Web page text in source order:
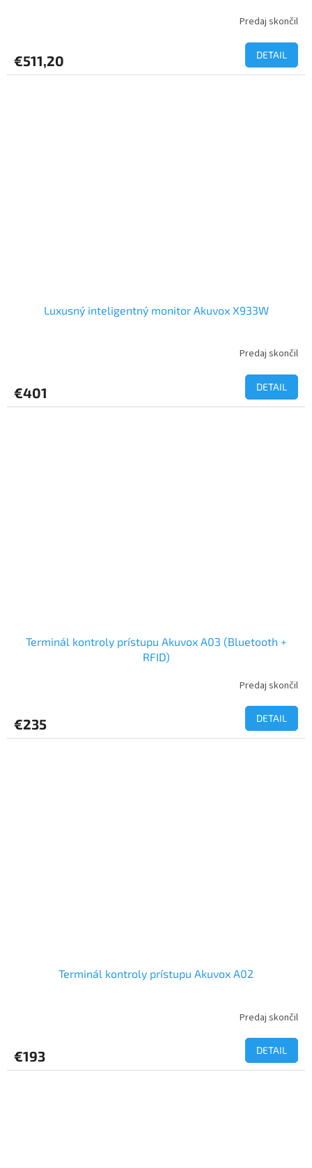
Predaj skončil
€511,20 DETAIL
Luxusný inteligentný monitor Akuvox X933W
Predaj skončil
€401 DETAIL
Terminál kontroly prístupu Akuvox A03 (Bluetooth +
RFID)
Predaj skončil
€235 DETAIL
Terminál kontroly prístupu Akuvox A02
Predaj skončil
€193 DETAIL